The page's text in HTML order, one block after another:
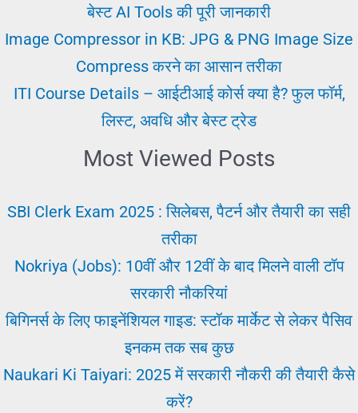
बेस्ट AI Tools की पूरी जानकारी
Image Compressor in KB: JPG & PNG Image Size
Compress करने का आसान तरीका
ITI Course Details – आईटीआई कोर्स क्या है? फुल फॉर्म,
लिस्ट, अवधि और बेस्ट ट्रेड
Most Viewed Posts
SBI Clerk Exam 2025 : सिलेबस, पैटर्न और तैयारी का सही
तरीका
Nokriya (Jobs): 10वीं और 12वीं के बाद मिलने वाली टॉप
सरकारी नौकरियां
बिगिनर्स के लिए फाइनेंशियल गाइड: स्टॉक मार्केट से लेकर पैसिव
इनकम तक सब कुछ
Naukari Ki Taiyari: 2025 में सरकारी नौकरी की तैयारी कैसे
करें?